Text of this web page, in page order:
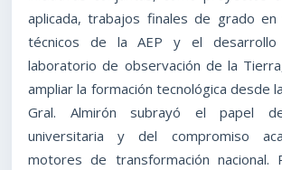
aplicada, trabajos finales de grado en
técnicos de la AEP y el desarrollo
laboratorio de observación de la
ampliar la formación tecnológica desde
Gral. Almirón subrayó el papel
universitaria y del compromiso
motores de transformación nacional.